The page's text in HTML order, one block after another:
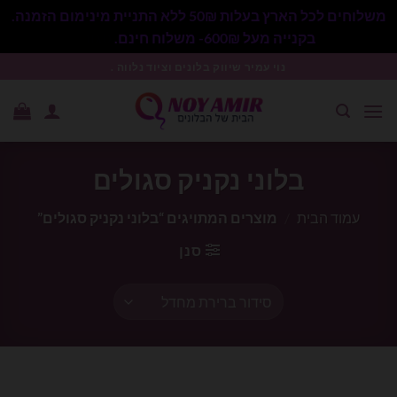
משלוחים לכל הארץ בעלות 50₪ ללא התניית מינימום הזמנה.
בקנייה מעל 600₪- משלוח חינם.
בלוני נקניק סגולים
עמוד הבית
מוצרים המתויגים “בלוני נקניק סגולים”
סנן